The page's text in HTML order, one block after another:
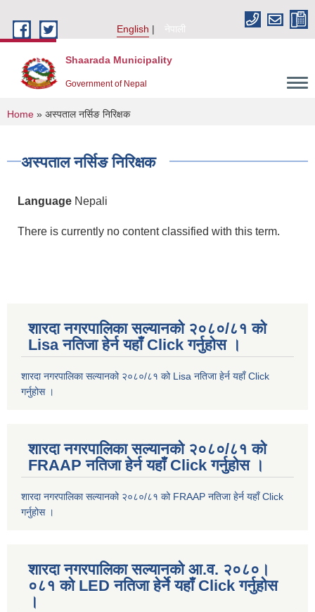
English
नेपाली
Shaarada Municipality
Government of Nepal
You are here
Home » अस्पताल नर्सिङ निरिक्षक
अस्पताल नर्सिङ निरिक्षक
Language Nepali
There is currently no content classified with this term.
शारदा नगरपालिका सल्यानको २०८०/८१ को
Lisa नतिजा हेर्न यहाँ Click गर्नुहोस ।
शारदा नगरपालिका सल्यानको २०८०/८१ को Lisa नतिजा हेर्न यहाँ Click
गर्नुहोस ।
शारदा नगरपालिका सल्यानको २०८०/८१ को
FRAAP नतिजा हेर्न यहाँ Click गर्नुहोस ।
शारदा नगरपालिका सल्यानको २०८०/८१ को FRAAP नतिजा हेर्न यहाँ Click
गर्नुहोस ।
शारदा नगरपालिका सल्यानको आ.व. २०८०।
०८१ को LED नतिजा हेर्ने यहाँ Click गर्नुहोस
।